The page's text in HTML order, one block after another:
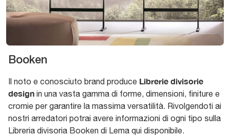
Booken
Il noto e conosciuto brand produce Librerie divisorie
design in una vasta gamma di forme, dimensioni, finiture e
cromie per garantire la massima versatilità. Rivolgendoti ai
nostri arredatori potrai avere informazioni di ogni tipo sulla
Libreria divisoria Booken di Lema qui disponibile.